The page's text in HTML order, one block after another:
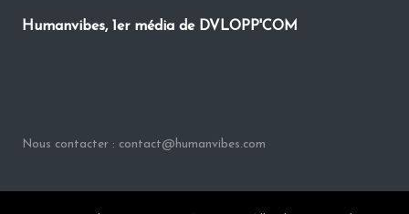
Humanvibes, 1er média de DVLOPP'COM
Nous contacter : contact@humanvibes.com